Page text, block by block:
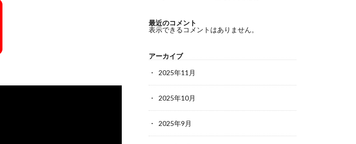
最近のコメント
表示できるコメントはありません。
アーカイブ
2025年11月
2025年10月
2025年9月